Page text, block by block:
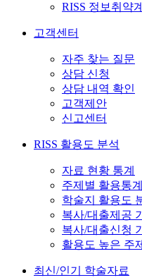
RISS 정보취약
고객센터
자주 찾는 질문
상담 신청
상담 내역 확인
고객제안
신고센터
RISS 활용도 분석
자료 현황 통계
주제별 활용통
학술지 활용도
복사/대출제공
복사/대출신청
활용도 높은 주제
최신/인기 학술자료